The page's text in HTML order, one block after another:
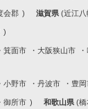
会郡 滋賀県 近江八
箕面市 大阪狭山市
小野市 丹波市 豊岡
御所市 和歌山県 橋